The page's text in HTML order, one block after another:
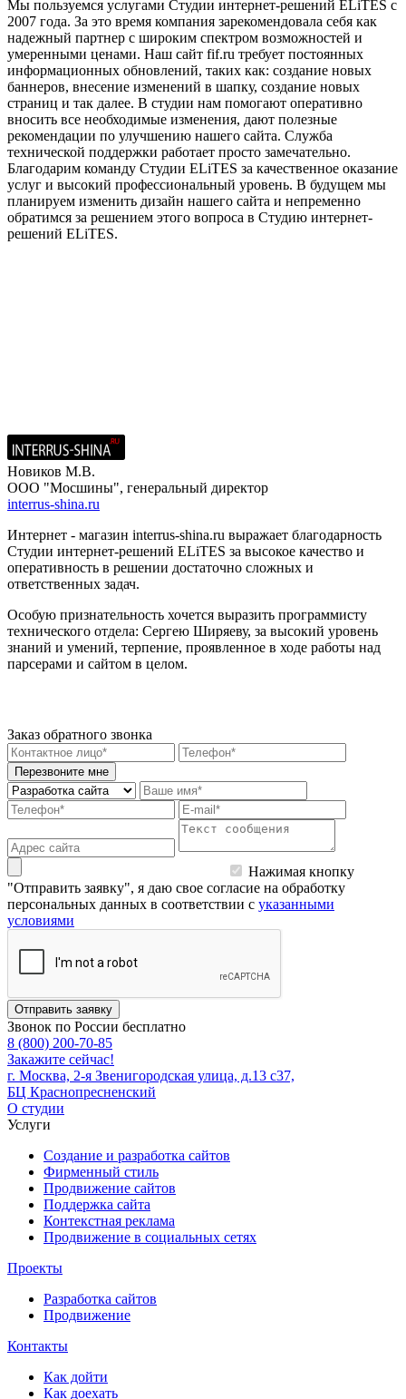
Мы пользуемся услугами Студии интернет-решений ELiTES с
2007 года. За это время компания зарекомендовала себя как
надежный партнер с широким спектром возможностей и
умеренными ценами. Наш сайт fif.ru требует постоянных
информационных обновлений, таких как: создание новых
баннеров, внесение изменений в шапку, создание новых
страниц и так далее. В студии нам помогают оперативно
вносить все необходимые изменения, дают полезные
рекомендации по улучшению нашего сайта. Служба
технической поддержки работает просто замечательно.
Благодарим команду Студии ELiTES за качественное оказание
услуг и высокий профессиональный уровень. В будущем мы
планируем изменить дизайн нашего сайта и непременно
обратимся за решением этого вопроса в Студию интернет-
решений ELiTES.
Новиков М.В.
ООО "Мосшины", генеральный директор
interrus-shina.ru
Интернет - магазин interrus-shina.ru выражает благодарность
Студии интернет-решений ELiTES за высокое качество и
оперативность в решении достаточно сложных и
ответственных задач.
Особую признательность хочется выразить программисту
технического отдела: Сергею Ширяеву, за высокий уровень
знаний и умений, терпение, проявленное в ходе работы над
парсерами и сайтом в целом.
Заказ обратного звонка
Перезвоните мне
Нажимая кнопку
"Отправить заявку", я даю свое согласие на обработку
персональных данных в соответствии с указанными
условиями
Отправить заявку
Звонок по России бесплатно
8 (800) 200-70-85
Закажите сейчас!
г. Москва, 2-я Звенигородская улица, д.13 с37,
БЦ Краснопресненский
О студии
Услуги
Создание и разработка сайтов
Фирменный стиль
Продвижение сайтов
Поддержка сайта
Контекстная реклама
Продвижение в социальных сетях
Проекты
Разработка сайтов
Продвижение
Контакты
Как дойти
Как доехать